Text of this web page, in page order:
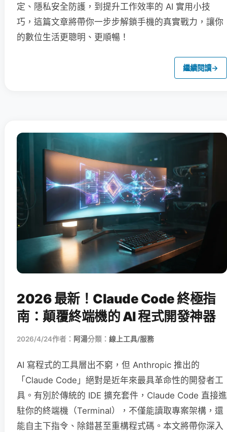
定、隱私安全防護，到提升工作效率的 AI 實用小技
巧，這篇文章將帶你一步步解鎖手機的真實戰力，讓你
的數位生活更聰明、更順暢！
繼續閱讀→
2026 最新！Claude Code 終極指
南：顛覆終端機的 AI 程式開發神器
2026/4/24作者： 阿湯分類： 線上工具/服務
AI 寫程式的工具層出不窮，但 Anthropic 推出的
「Claude Code」絕對是近年來最具革命性的開發者工
具。有別於傳統的 IDE 擴充套件，Claude Code 直接進
駐你的終端機（Terminal），不僅能讀取專案架構，還
能自主下指令、除錯甚至重構程式碼。本文將帶你深入